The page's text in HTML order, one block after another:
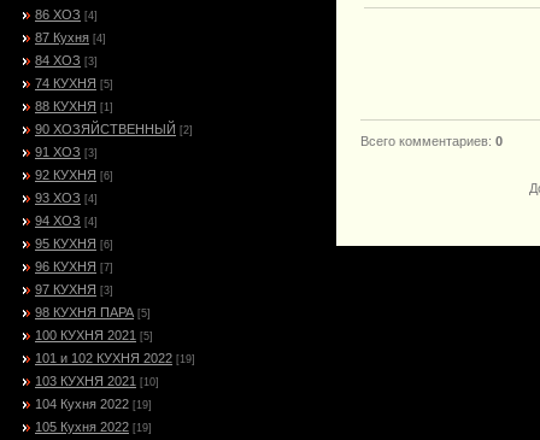
86 ХОЗ [4]
87 Кухня [4]
84 ХОЗ [3]
74 КУХНЯ [5]
88 КУХНЯ [1]
90 ХОЗЯЙСТВЕННЫЙ [2]
91 ХОЗ [3]
92 КУХНЯ [6]
93 ХОЗ [4]
94 ХОЗ [4]
95 КУХНЯ [6]
96 КУХНЯ [7]
97 КУХНЯ [3]
98 КУХНЯ ПАРА [5]
100 КУХНЯ 2021 [5]
101 и 102 КУХНЯ 2022 [19]
103 КУХНЯ 2021 [10]
104 Кухня 2022 [19]
105 Кухня 2022 [19]
Всего комментариев: 0